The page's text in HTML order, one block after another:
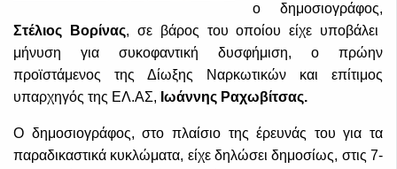
ο δημοσιογράφος,
Στέλιος Βορίνας, σε βάρος του οποίου είχε υποβάλει
μήνυση για συκοφαντική δυσφήμιση, ο πρώην
προϊστάμενος της Δίωξης Ναρκωτικών και επίτιμος
υπαρχηγός της ΕΛ.ΑΣ, Ιωάννης Ραχωβίτσας.
Ο δημοσιογράφος, στο πλαίσιο της έρευνάς του για τα
παραδικαστικά κυκλώματα, είχε δηλώσει δημοσίως, στις 7-